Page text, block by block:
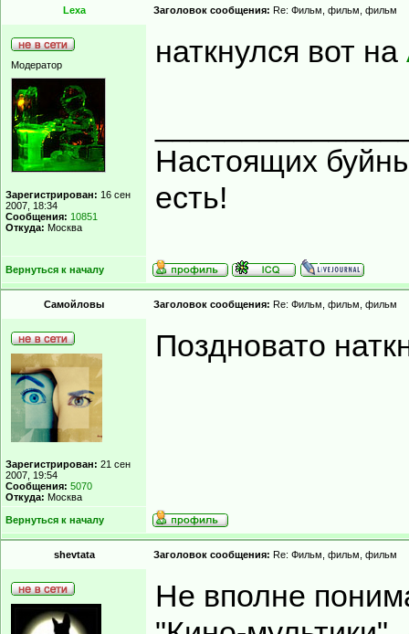
Lexa Заголовок сообщения: Re: Фильм, фильм, фильм
Модератор
Зарегистрирован: 16 сен
2007, 18:34
Сообщения: 10851
Откуда: Москва
наткнулся вот на
Настоящих
есть!
Вернуться к началу
Самойловы Заголовок сообщения: Re: Фильм, фильм, фильм
Зарегистрирован: 21 сен
2007, 19:54
Сообщения: 5070
Откуда: Москва
Поздновато
Вернуться к началу
shevtata Заголовок сообщения: Re: Фильм, фильм, фильм
Не вполне